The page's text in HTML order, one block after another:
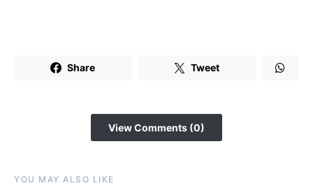
Share Tweet
View Comments (0)
YOU MAY ALSO LIKE